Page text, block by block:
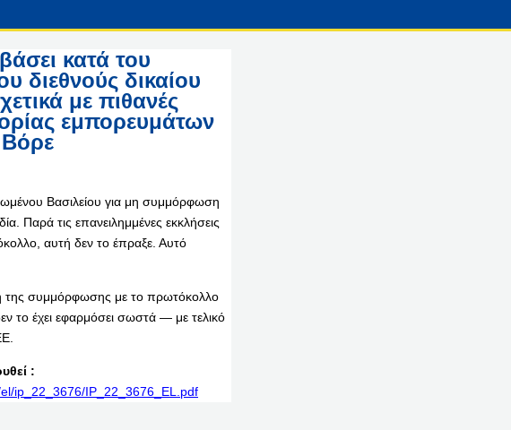
κατά του
διεθνούς δικαίου
με πιθανές
εμπορευμάτων
Βόρε
Βασιλείου για μη συμμόρφωση
Παρά τις επανειλημμένες εκκλήσεις
αυτή δεν το έπραξε. Αυτό
της συμμόρφωσης με το πρωτόκολλο
το έχει εφαρμόσει σωστά — με τελικό
:
ip_22_3676/IP_22_3676_EL.pdf